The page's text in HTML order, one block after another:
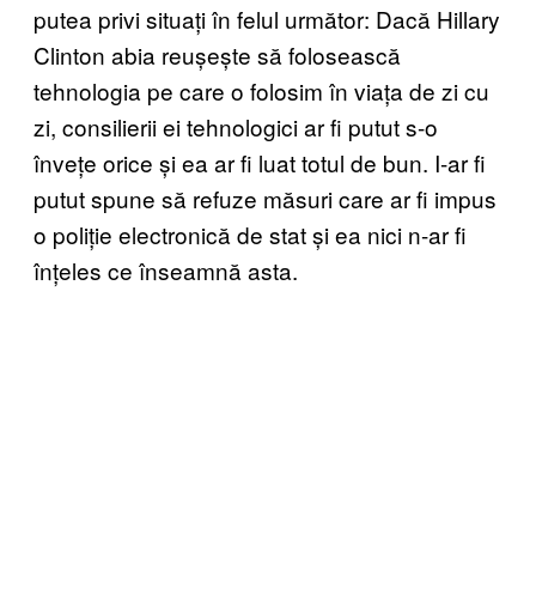
putea privi situați în felul următor: Dacă Hillary
Clinton abia reușește să folosească
tehnologia pe care o folosim în viața de zi cu
zi, consilierii ei tehnologici ar fi putut s-o
învețe orice și ea ar fi luat totul de bun. I-ar fi
putut spune să refuze măsuri care ar fi impus
o poliție electronică de stat și ea nici n-ar fi
înțeles ce înseamnă asta.